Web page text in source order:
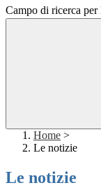
Campo di ricerca per
Home >
Le notizie
Le notizie